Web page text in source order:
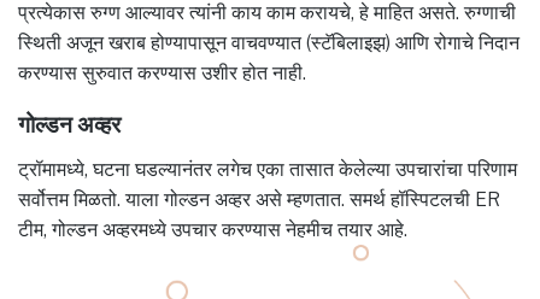
प्रत्येकास रुग्ण आल्यावर त्यांनी काय काम करायचे, हे माहित असते. रुग्णाची
स्थिती अजून खराब होण्यापासून वाचवण्यात (स्टॅबिलाइझ) आणि रोगाचे निदान
करण्यास सुरुवात करण्यास उशीर होत नाही.
गोल्डन अव्हर
ट्रॉमामध्ये, घटना घडल्यानंतर लगेच एका तासात केलेल्या उपचारांचा परिणाम
सर्वोत्तम मिळतो. याला गोल्डन अव्हर असे म्हणतात. समर्थ हॉस्पिटलची ER
टीम, गोल्डन अव्हरमध्ये उपचार करण्यास नेहमीच तयार आहे.